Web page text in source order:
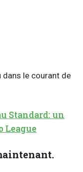
dans le courant de
Standard: un
League